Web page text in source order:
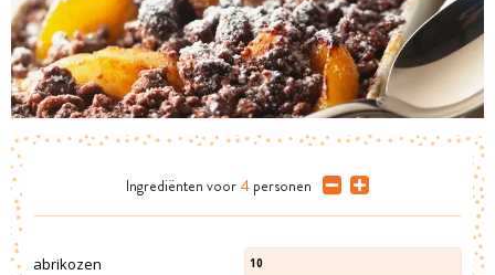
Ingrediënten voor 4 personen
abrikozen 10